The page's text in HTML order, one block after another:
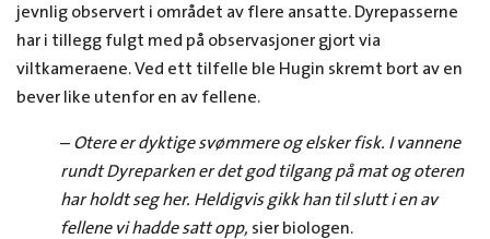
jevnlig observert i området av flere ansatte. Dyrepasserne
har i tillegg fulgt med på observasjoner gjort via
viltkameraene. Ved ett tilfelle ble Hugin skremt bort av en
bever like utenfor en av fellene.
– Otere er dyktige svømmere og elsker fisk. I vannene
rundt Dyreparken er det god tilgang på mat og oteren
har holdt seg her. Heldigvis gikk han til slutt i en av
fellene vi hadde satt opp, sier biologen.